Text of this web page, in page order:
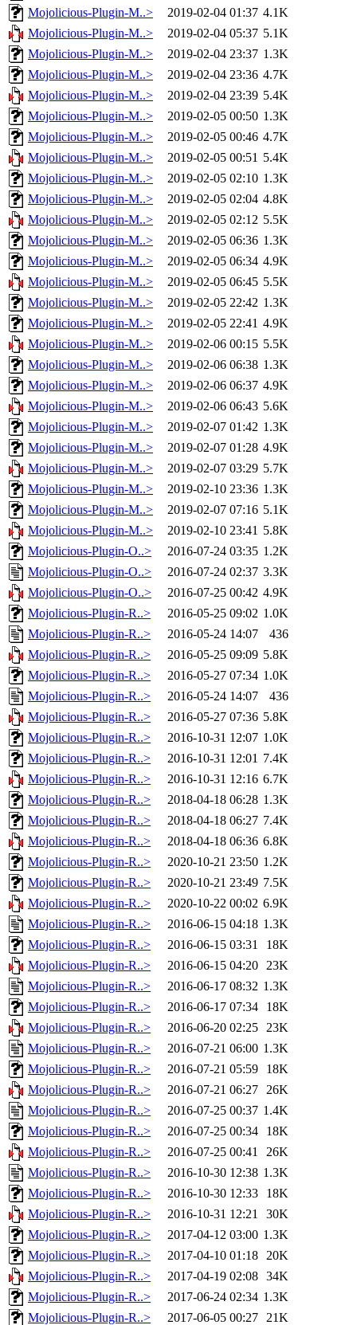
Mojolicious-Plugin-M..>
2019-02-04 01:37 4.1K
Mojolicious-Plugin-M..>
2019-02-04 05:37 5.1K
Mojolicious-Plugin-M..>
2019-02-04 23:37 1.3K
Mojolicious-Plugin-M..>
2019-02-04 23:36 4.7K
Mojolicious-Plugin-M..>
2019-02-04 23:39 5.4K
Mojolicious-Plugin-M..>
2019-02-05 00:50 1.3K
Mojolicious-Plugin-M..>
2019-02-05 00:46 4.7K
Mojolicious-Plugin-M..>
2019-02-05 00:51 5.4K
Mojolicious-Plugin-M..>
2019-02-05 02:10 1.3K
Mojolicious-Plugin-M..>
2019-02-05 02:04 4.8K
Mojolicious-Plugin-M..>
2019-02-05 02:12 5.5K
Mojolicious-Plugin-M..>
2019-02-05 06:36 1.3K
Mojolicious-Plugin-M..>
2019-02-05 06:34 4.9K
Mojolicious-Plugin-M..>
2019-02-05 06:45 5.5K
Mojolicious-Plugin-M..>
2019-02-05 22:42 1.3K
Mojolicious-Plugin-M..>
2019-02-05 22:41 4.9K
Mojolicious-Plugin-M..>
2019-02-06 00:15 5.5K
Mojolicious-Plugin-M..>
2019-02-06 06:38 1.3K
Mojolicious-Plugin-M..>
2019-02-06 06:37 4.9K
Mojolicious-Plugin-M..>
2019-02-06 06:43 5.6K
Mojolicious-Plugin-M..>
2019-02-07 01:42 1.3K
Mojolicious-Plugin-M..>
2019-02-07 01:28 4.9K
Mojolicious-Plugin-M..>
2019-02-07 03:29 5.7K
Mojolicious-Plugin-M..>
2019-02-10 23:36 1.3K
Mojolicious-Plugin-M..>
2019-02-07 07:16 5.1K
Mojolicious-Plugin-M..>
2019-02-10 23:41 5.8K
Mojolicious-Plugin-O..>
2016-07-24 03:35 1.2K
Mojolicious-Plugin-O..>
2016-07-24 02:37 3.3K
Mojolicious-Plugin-O..>
2016-07-25 00:42 4.9K
Mojolicious-Plugin-R..>
2016-05-25 09:02 1.0K
Mojolicious-Plugin-R..>
2016-05-24 14:07
436
Mojolicious-Plugin-R..>
2016-05-25 09:09 5.8K
Mojolicious-Plugin-R..>
2016-05-27 07:34 1.0K
Mojolicious-Plugin-R..>
2016-05-24 14:07
436
Mojolicious-Plugin-R..>
2016-05-27 07:36 5.8K
Mojolicious-Plugin-R..>
2016-10-31 12:07 1.0K
Mojolicious-Plugin-R..>
2016-10-31 12:01 7.4K
Mojolicious-Plugin-R..>
2016-10-31 12:16 6.7K
Mojolicious-Plugin-R..>
2018-04-18 06:28 1.3K
Mojolicious-Plugin-R..>
2018-04-18 06:27 7.4K
Mojolicious-Plugin-R..>
2018-04-18 06:36 6.8K
Mojolicious-Plugin-R..>
2020-10-21 23:50 1.2K
Mojolicious-Plugin-R..>
2020-10-21 23:49 7.5K
Mojolicious-Plugin-R..>
2020-10-22 00:02 6.9K
Mojolicious-Plugin-R..>
2016-06-15 04:18 1.3K
Mojolicious-Plugin-R..>
2016-06-15 03:31
18K
Mojolicious-Plugin-R..>
2016-06-15 04:20 23K
Mojolicious-Plugin-R..>
2016-06-17 08:32 1.3K
Mojolicious-Plugin-R..>
2016-06-17 07:34
18K
Mojolicious-Plugin-R..>
2016-06-20 02:25 23K
Mojolicious-Plugin-R..>
2016-07-21 06:00 1.3K
Mojolicious-Plugin-R..>
2016-07-21 05:59
18K
Mojolicious-Plugin-R..>
2016-07-21 06:27 26K
Mojolicious-Plugin-R..>
2016-07-25 00:37 1.4K
Mojolicious-Plugin-R..>
2016-07-25 00:34
18K
Mojolicious-Plugin-R..>
2016-07-25 00:41
26K
Mojolicious-Plugin-R..>
2016-10-30 12:38 1.3K
Mojolicious-Plugin-R..>
2016-10-30 12:33
18K
Mojolicious-Plugin-R..>
2016-10-31 12:21
30K
Mojolicious-Plugin-R..>
2017-04-12 03:00 1.3K
Mojolicious-Plugin-R..>
2017-04-10 01:18 20K
Mojolicious-Plugin-R..>
2017-04-19 02:08 34K
Mojolicious-Plugin-R..>
2017-06-24 02:34 1.3K
Mojolicious-Plugin-R..>
2017-06-05 00:27 21K